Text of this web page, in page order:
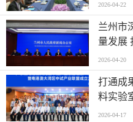
2026-04-22
兰州市
量发展
闻发布
2026-04-20
打通成
料实验
展
2026-04-17